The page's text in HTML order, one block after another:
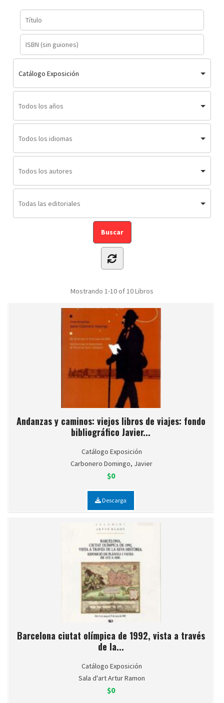
Catálogo Exposición
Mostrando 1-10 of 10Libros
Andanzas y caminos: viejos libros de viajes: fondo
bibliográfico Javier...
Catálogo Exposición
Carbonero Domingo, Javier
$0
Descarga
Barcelona ciutat olímpica de 1992, vista a través
de la...
Catálogo Exposición
Sala d'art Artur Ramon
$0